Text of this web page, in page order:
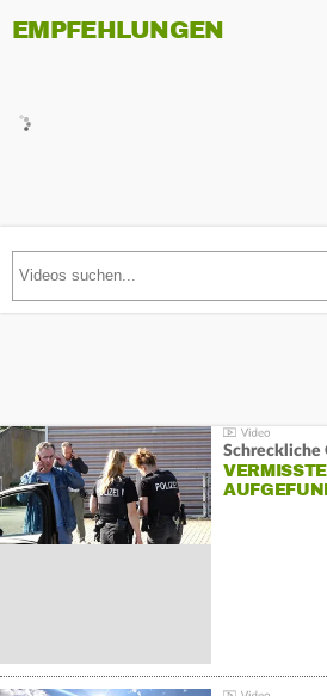
EMPFEHLUNGEN
Schreckliche